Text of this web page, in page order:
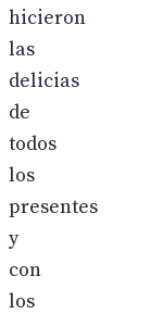
hicieron
las
delicias
de
todos
los
presentes
y
con
los